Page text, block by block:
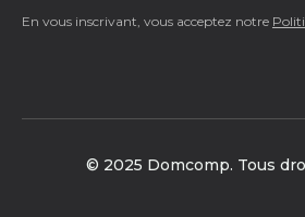
En vous inscrivant, vous acceptez notre
© 2025 Domcomp. Tous